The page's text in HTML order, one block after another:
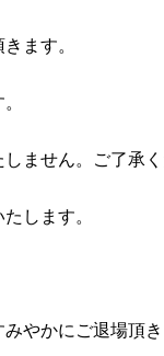
ます。
ません。ご了承く
します。
やかにご退場頂